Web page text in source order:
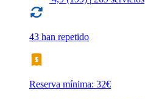
43 han repetido
Reserva mínima: 32€